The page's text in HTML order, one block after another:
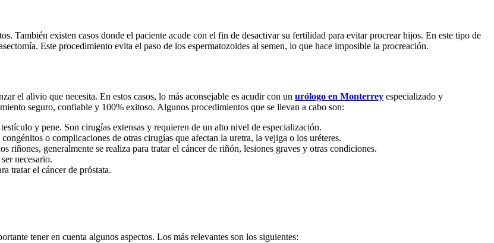
También existen casos donde el paciente acude con el fin de desactivar su fertilidad para evitar procrear hijos. En este tipo de
Este procedimiento evita el paso de los espermatozoides al semen, lo que hace imposible la procreación.
el alivio que necesita. En estos casos, lo más aconsejable es acudir con un urólogo en Monterrey especializado y
seguro, confiable y 100% exitoso. Algunos procedimientos que se llevan a cabo son:
y pene. Son cirugías extensas y requieren de un alto nivel de especialización.
o complicaciones de otras cirugías que afectan la uretra, la vejiga o los uréteres.
riñones, generalmente se realiza para tratar el cáncer de riñón, lesiones graves y otras condiciones.
necesario.
tratar el cáncer de próstata.
tener en cuenta algunos aspectos. Los más relevantes son los siguientes: